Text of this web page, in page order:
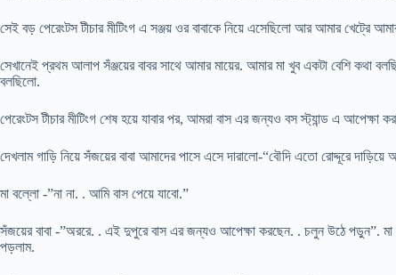
সেই বড় পেরেংটস টীচার মীটিংগ এ সঞ্জয় ওর বাবাকে নিয়ে এসেছিলো আর আমার খেট্রে
সেখানেই প্রথম আলাপ সঁঞ্জয়ের বাবর সাথে আমার মায়ের. আমার মা খুব একটা বেশি কথা
বলছিলো.
পেরেংটস টীচার মীটিংগ শেষ হয়ে যাবার পর, আমরা বাস এর জন্যও বস স্ট্যান্ড এ আপেক্ষা
দেখলাম গাড়ি নিয়ে সঁজয়ের বাবা আমাদের পাসে এসে দারালো-“বৌদি এতো রোদ্দূরে
মা বল্লো -”না না. . আমি বাস পেয়ে যাবো.”
সঁজয়ের বাবা -”অররে. . এই দুপুরে বাস এর জন্যও আপেক্ষা করছেন. . চলুন উঠে পড়ুন”.
পড়লাম.